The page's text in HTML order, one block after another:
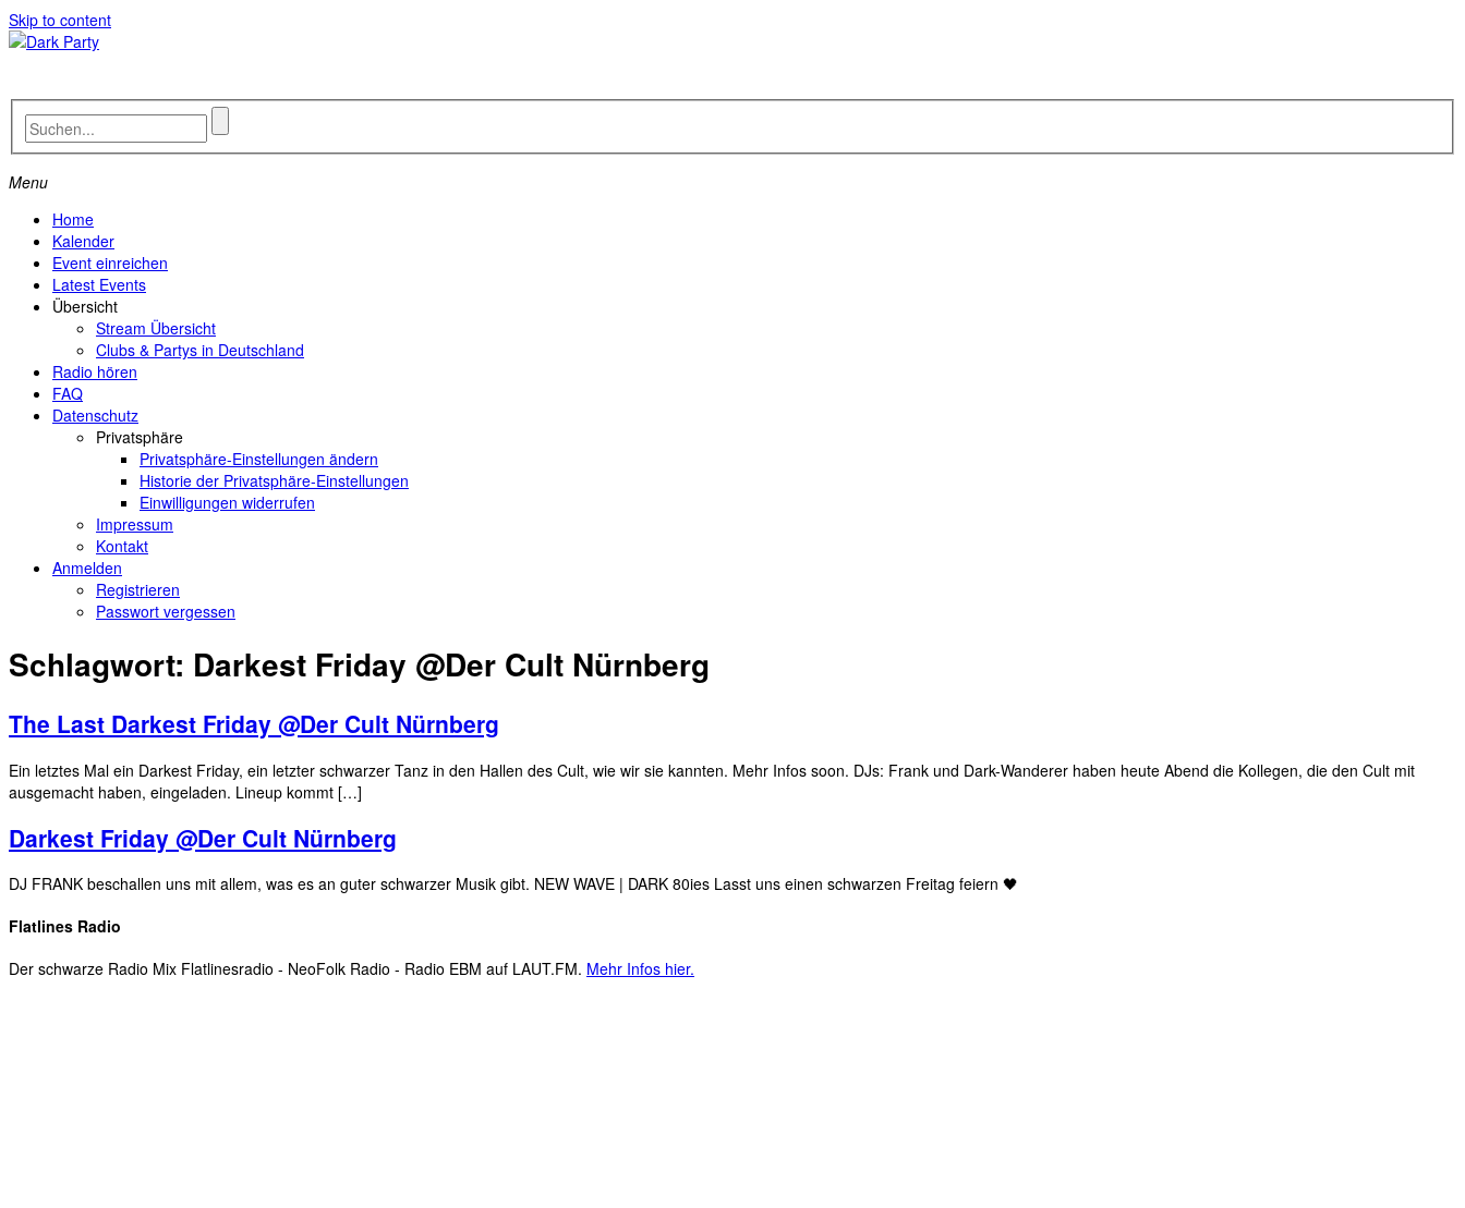
Skip to content
Menu
Home
Kalender
Event einreichen
Latest Events
Übersicht
Stream Übersicht
Clubs & Partys in Deutschland
Radio hören
FAQ
Datenschutz
Privatsphäre
Privatsphäre-Einstellungen ändern
Historie der Privatsphäre-Einstellungen
Einwilligungen widerrufen
Impressum
Kontakt
Anmelden
Registrieren
Passwort vergessen
Schlagwort: Darkest Friday @Der Cult Nürnberg
The Last Darkest Friday @Der Cult Nürnberg
Ein letztes Mal ein Darkest Friday, ein letzter schwarzer Tanz in den Hallen des Cult, wie wir sie kannten. Mehr Infos soon. DJs: Frank und Dark-Wanderer haben heute Abend die Kollegen, die den Cult mit
ausgemacht haben, eingeladen. Lineup kommt […]
Darkest Friday @Der Cult Nürnberg
DJ FRANK beschallen uns mit allem, was es an guter schwarzer Musik gibt. NEW WAVE | DARK 80ies Lasst uns einen schwarzen Freitag feiern 🖤
Flatlines Radio
Der schwarze Radio Mix Flatlinesradio - NeoFolk Radio - Radio EBM auf LAUT.FM. Mehr Infos hier.